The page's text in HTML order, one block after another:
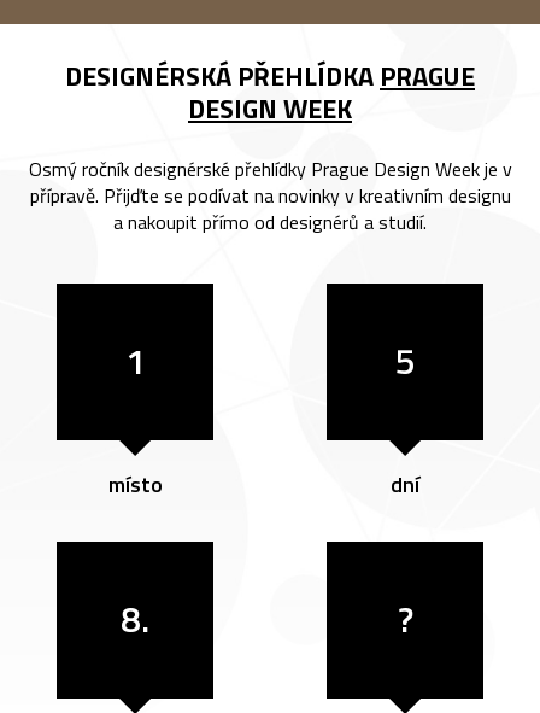
DESIGNÉRSKÁ PŘEHLÍDKA PRAGUE
DESIGN WEEK
Osmý ročník designérské přehlídky Prague Design Week je v
přípravě. Přijďte se podívat na novinky v kreativním designu
a nakoupit přímo od designérů a studií.
1
místo
5
dní
8. ?